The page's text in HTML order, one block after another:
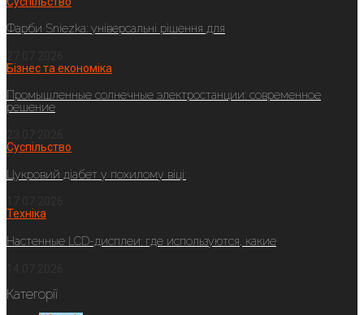
Фарби Sniezka: універсальні рішення для
Бізнес та економіка
Промышленные солнечные электростанции: современное
решение
Суспільство
Цукровий діабет у похилому віці:
Техніка
Настенные LCD-дисплеи: где используются, какие
Категорії